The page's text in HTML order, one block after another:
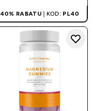
40% RABATU | KOD: PL40